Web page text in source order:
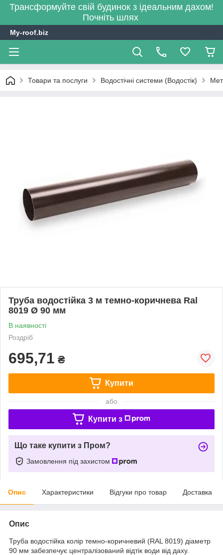
Трансформуйте свій будинок з ідеальним дахом!
Почніть шлях
My-roof.biz
Товари та послуги Водостічні системи (Водостік)
Труба водостійка 3 м темно-коричнева Ral
8019 Ø 90 мм
В наявності
Роздріб
695,71 ₴
Купити
або
Купити з
Що таке купити з Пром?
Замовлення під захистом
Опис Характеристики Відгуки про товар Доставка
Опис
Труба водостійка колір темно-коричневий (RAL 8019) діаметр
90 мм забезпечує централізований відтік води від даху.